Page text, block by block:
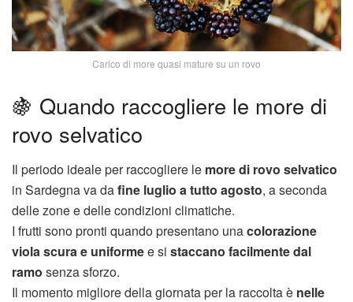
Carico di more quasi mature su un rovo
🍇 Quando raccogliere le more di
rovo selvatico
Il periodo ideale per raccogliere le more di rovo selvatico
in Sardegna va dafine luglio a tutto agosto, a seconda
delle zone e delle condizioni climatiche.
I frutti sono pronti quando presentano unacolorazione
viola scura e uniformee si staccano facilmente dal
ramo senza sforzo.
Il momento migliore della giornata per la raccolta è nelle